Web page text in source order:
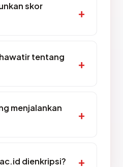
skor
tentang
menjalankan
dienkripsi?